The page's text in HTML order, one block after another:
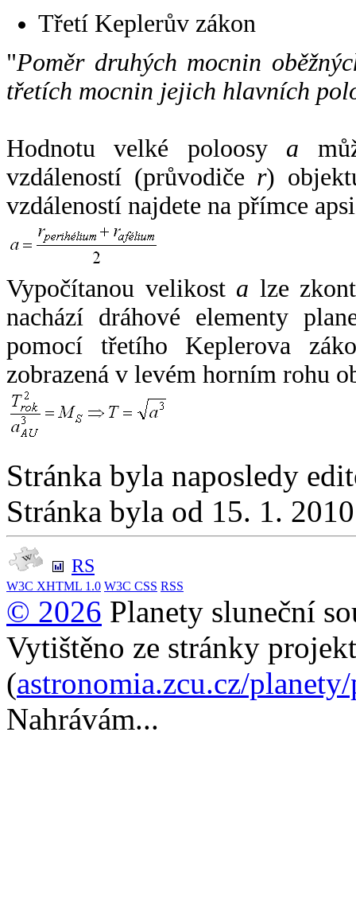
Třetí Keplerův zákon
"Poměr druhých mocnin
třetích mocnin jejich hlavních
Hodnotu velké poloosy a
vzdáleností (průvodiče r)
vzdáleností najdete na přímce
Vypočítanou velikost a lze
nachází dráhové elementy
pomocí třetího Keplerova
zobrazená v levém horním rohu
Stránka byla naposledy
Stránka byla od 15. 1.
RS
W3C XHTML 1.0 W3C CSS RSS
© 2026 Planety sluneční
Vytištěno ze stránky
(astronomia.zcu.cz/
Nahrávám...